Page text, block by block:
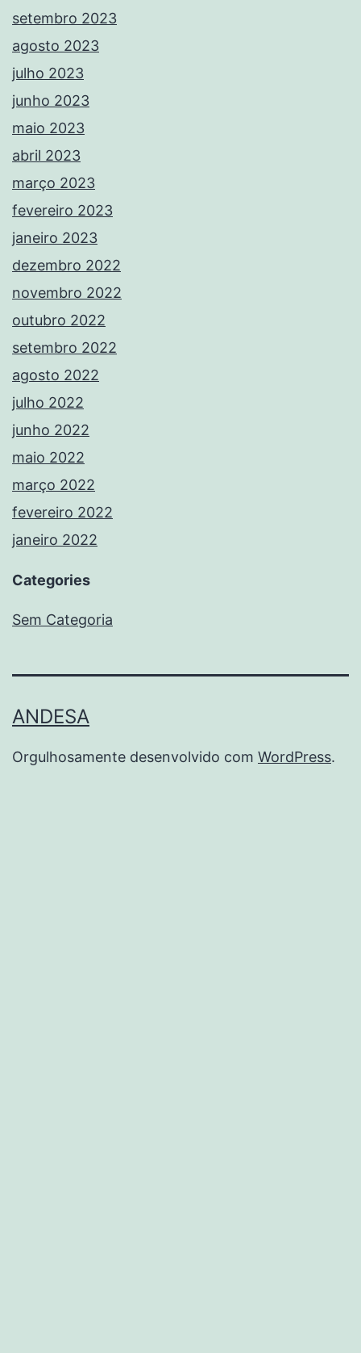
setembro 2023
agosto 2023
julho 2023
junho 2023
maio 2023
abril 2023
março 2023
fevereiro 2023
janeiro 2023
dezembro 2022
novembro 2022
outubro 2022
setembro 2022
agosto 2022
julho 2022
junho 2022
maio 2022
março 2022
fevereiro 2022
janeiro 2022
Categories
Sem Categoria
ANDESA
Orgulhosamente desenvolvido com WordPress.